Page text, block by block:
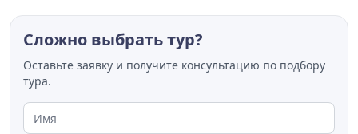
Сложно выбрать тур?
Оставьте заявку и получите консультацию по подбору
тура.